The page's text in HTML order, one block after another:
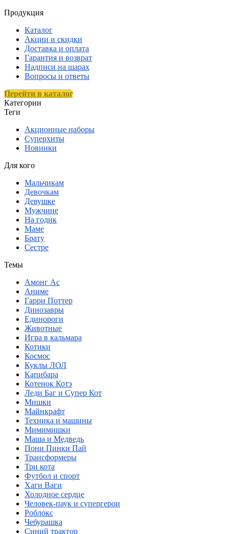
Продукция
Каталог
Акции и скидки
Доставка и оплата
Гарантия и возврат
Надписи на шарах
Вопросы и ответы
Перейти в каталог
Категории
Теги
Акционные наборы
Суперхиты
Новинки
Для кого
Мальчикам
Девочкам
Девушке
Мужчине
На годик
Маме
Брату
Сестре
Темы
Амонг Ас
Аниме
Гарри Поттер
Динозавры
Единороги
Животные
Игра в кальмара
Котики
Космос
Куклы ЛОЛ
Капибара
Котенок Котэ
Леди Баг и Супер Кот
Мишки
Майнкрафт
Техника и машины
Мимимишки
Маша и Медведь
Пони Пинки Пай
Трансформеры
Три кота
Футбол и спорт
Хаги Ваги
Холодное сердце
Человек-паук и супергерои
Роблокс
Чебурашка
Синий трактор